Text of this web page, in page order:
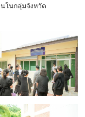
ในกลุ่มจังหวัด